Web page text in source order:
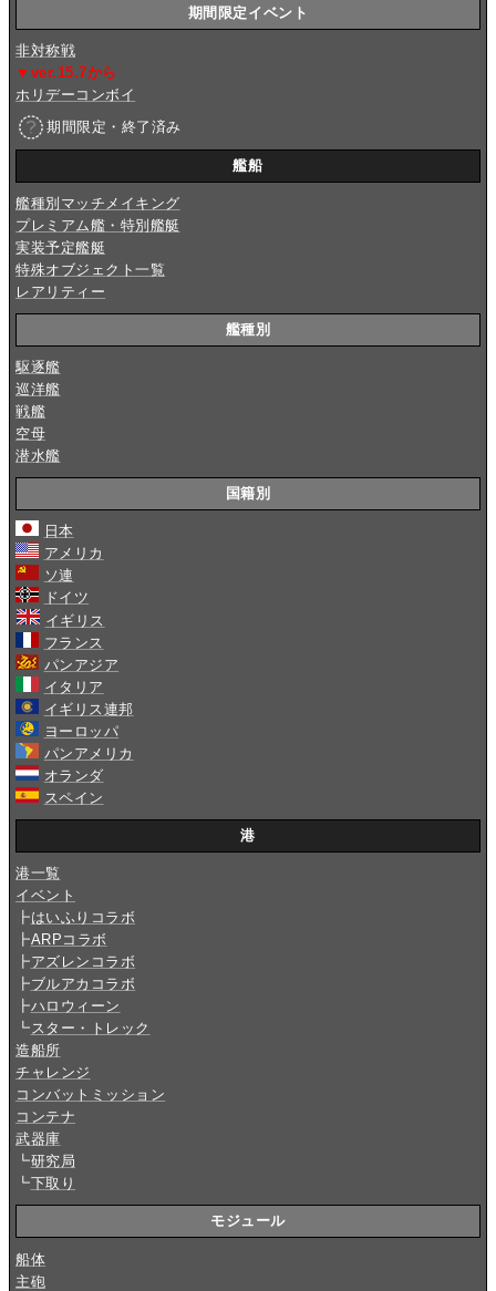
期間限定イベント
非対称戦
▼ver.15.7から
ホリデーコンボイ
期間限定・終了済み
艦船
艦種別マッチメイキング
プレミアム艦・特別艦艇
実装予定艦艇
特殊オブジェクト一覧
レアリティー
艦種別
駆逐艦
巡洋艦
戦艦
空母
潜水艦
国籍別
日本
アメリカ
ソ連
ドイツ
イギリス
フランス
パンアジア
イタリア
イギリス連邦
ヨーロッパ
パンアメリカ
オランダ
スペイン
港
港一覧
イベント
┣はいふりコラボ
┣ARPコラボ
┣アズレンコラボ
┣ブルアカコラボ
┣ハロウィーン
┗スター・トレック
造船所
チャレンジ
コンバットミッション
コンテナ
武器庫
┗研究局
┗下取り
モジュール
船体
主砲